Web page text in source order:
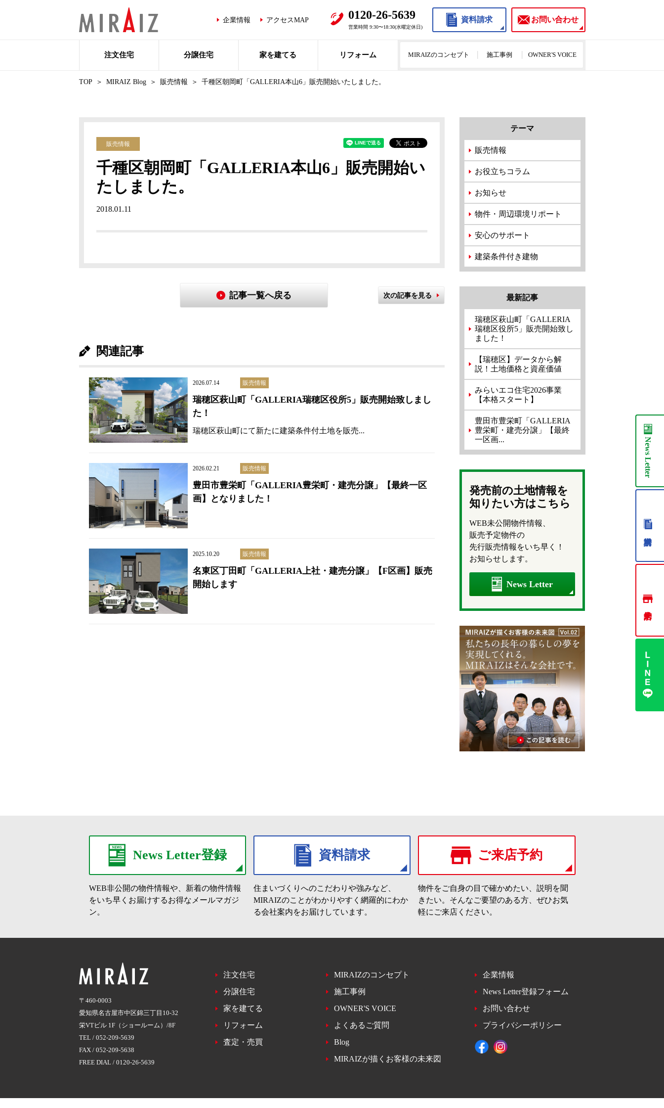
企業情報 アクセスMAP 0120-26-5639
営業時間 9:30〜18:30(水曜定休日)
資料請求 お問い合わせ
注文住宅 分譲住宅 家を建てる リフォーム MIRAIZのコンセプト 施工事例 OWNER'S VOICE
TOP MIRAIZ Blog 販売情報 千種区朝岡町「GALLERIA本山6」販売開始いたしました。
販売情報
千種区朝岡町「GALLERIA本山6」販売開始い
たしました。
2018.01.11
記事一覧へ戻る 次の記事を見る
関連記事
2026.07.14 販売情報
瑞穂区萩山町「GALLERIA瑞穂区役所5」販売開始致しまし
た！
瑞穂区萩山町にて新たに建築条件付土地を販売...
2026.02.21 販売情報
豊田市豊栄町「GALLERIA豊栄町・建売分譲」【最終一区
画】となりました！
2025.10.20 販売情報
名東区丁田町「GALLERIA上社・建売分譲」【F区画】販売
開始します
テーマ
販売情報
お役立ちコラム
お知らせ
物件・周辺環境リポート
安心のサポート
建築条件付き建物
最新記事
瑞穂区萩山町「GALLERIA
瑞穂区役所5」販売開始致し
ました！
【瑞穂区】データから解
説！土地価格と資産価値
みらいエコ住宅2026事業
【本格スタート】
豊田市豊栄町「GALLERIA
豊栄町・建売分譲」【最終
一区画...
発売前の土地情報を
知りたい方はこちら
WEB未公開物件情報、
販売予定物件の
先行販売情報をいち早く！
お知らせします。
News Letter
News Letter登録
WEB非公開の物件情報や、新着の物件情報
をいち早くお届けするお得なメールマガジ
ン。
資料請求
住まいづくりへのこだわりや強みなど、
MIRAIZのことがわかりやすく網羅的にわか
る会社案内をお届けしています。
ご来店予約
物件をご自身の目で確かめたい、説明を聞
きたい。そんなご要望のある方、ぜひお気
軽にご来店ください。
News
Letter
〒460-0003
愛知県名古屋市中区錦三丁目10-32
栄VTビル 1F（ショールーム）/8F
TEL / 052-209-5639
FAX / 052-209-5638
FREE DIAL / 0120-26-5639
注文住宅
分譲住宅
家を建てる
リフォーム
査定・売買
MIRAIZのコンセプト
施工事例
OWNER'S VOICE
よくあるご質問
Blog
MIRAIZが描くお客様の未来図
企業情報
News Letter登録フォーム
お問い合わせ
プライバシーポリシー